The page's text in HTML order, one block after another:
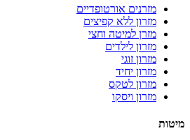
מזרנים אורטופדיים
מזרון ללא קפיצים
מזרן למיטה וחצי
מזרון לילדים
מזרון זוגי
מזרון יחיד
מזרון לטקס
מזרון ויסקו
מיטות